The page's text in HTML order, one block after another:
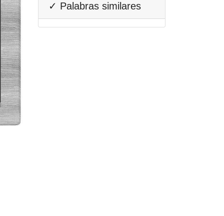
✓ Palabras similares